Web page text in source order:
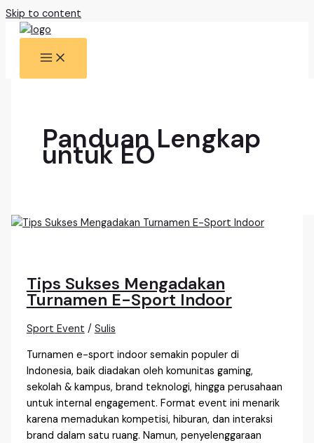
Skip to content
Panduan Lengkap
untuk EO
Tips Sukses Mengadakan
Turnamen E-Sport Indoor
Sport Event / Sulis
Turnamen e-sport indoor semakin populer di
Indonesia, baik diadakan oleh komunitas gaming,
sekolah & kampus, brand teknologi, hingga perusahaan
untuk internal engagement. Format event ini menarik
karena memadukan kompetisi, hiburan, dan interaksi
brand dalam satu ruang. Namun, penyelenggaraan